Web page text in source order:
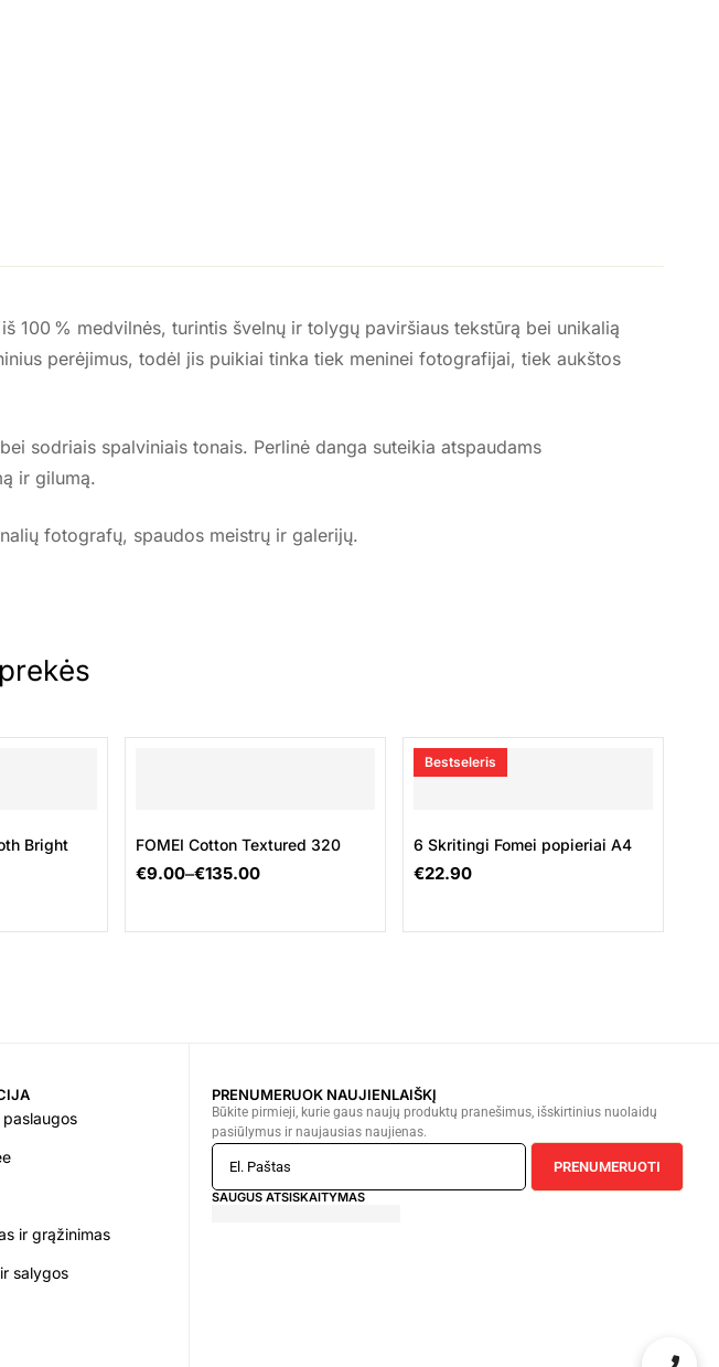
100 % medvilnės, turintis švelnų ir tolygų paviršiaus tekstūrą bei unikalią
perėjimus, todėl jis puikiai tinka tiek meninei fotografijai, tiek aukštos
sodriais spalviniais tonais. Perlinė danga suteikia atspaudams
ir gilumą.
fotografų, spaudos meistrų ir galerijų.
Bright
FOMEI Cotton Textured 320
€9.00–€135.00
Bestseleris
6 Skritingi Fomei popieriai A4
€22.90
paslaugos
ir grąžinimas
salygos
PRENUMERUOK NAUJIENLAIŠKĮ
Būkite pirmieji, kurie gaus naujų produktų pranešimus, išskirtinius nuolaidų
pasiūlymus ir naujausias naujienas.
PRENUMERUOTI
SAUGUS ATSISKAITYMAS